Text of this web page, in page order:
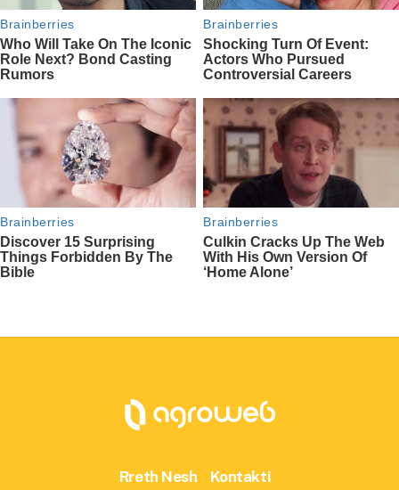
Rreth Nesh Kontakti